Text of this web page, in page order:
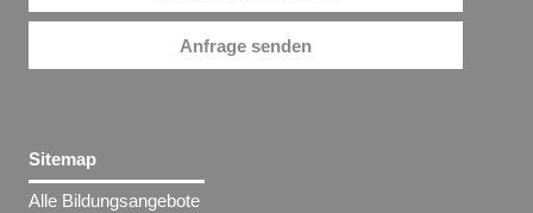
Anfrage senden
Sitemap
Alle Bildungsangebote